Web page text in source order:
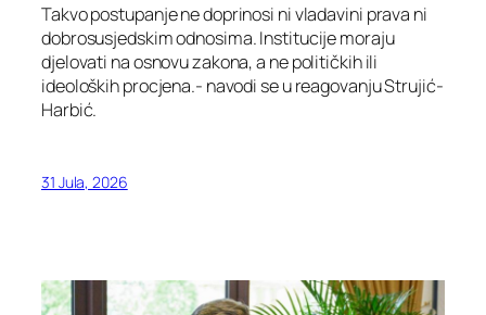
Takvo postupanje ne doprinosi ni vladavini prava ni
dobrosusjedskim odnosima. Institucije moraju
djelovati na osnovu zakona, a ne političkih ili
ideoloških procjena.- navodi se u reagovanju Strujić-
Harbić.
31 Jula, 2026